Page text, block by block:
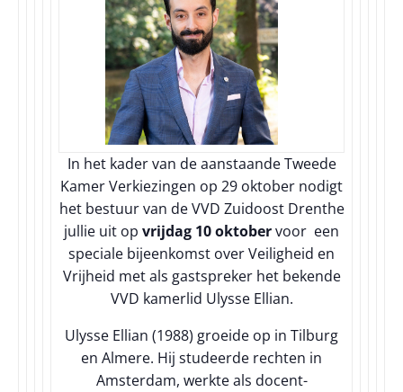
In het kader van de aanstaande Tweede
Kamer Verkiezingen op 29 oktober nodigt
het bestuur van de VVD Zuidoost Drenthe
jullie uit op vrijdag 10 oktobervoor een
speciale bijeenkomst over Veiligheid en
Vrijheid met als gastspreker het bekende
VVD kamerlid Ulysse Ellian.
Ulysse Ellian (1988) groeide op in Tilburg
en Almere. Hij studeerde rechten in
Amsterdam, werkte als docent-